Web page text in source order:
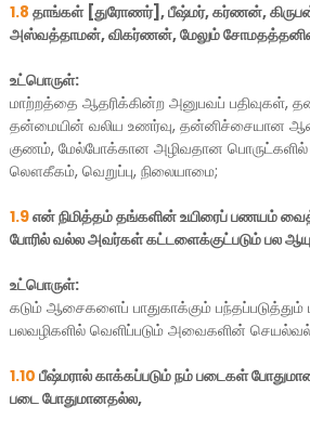
1.8 தாங்கள் [துரோணர்] , பீஷ்மர், கர்ணன்,
அஸ்வத்தாமன், விகர்ணன், மேலும்
உட்பொருள்:
மாற்றத்தை ஆதரிக்கின்ற அனுபவப்
தன்மையின் வலிய உணர்வு, தன்னிச்சையான
குணம், மேல்போக்கான அழிவதான பொருட்களில்
லௌகீகம், வெறுப்பு, நிலையாமை;
1.9என் நிமித்தம் தங்களின் உயிரைப் பணயம்
போரில் வல்ல அவர்கள் கட்டளைக்குட்படும் பல
உட்பொருள்:
கடும் ஆசைகளைப் பாதுகாக்கும்
பலவழிகளில் வெளிப்படும் அவைகளின்
1.10 பீஷ்மரால் காக்கப்படும் நம் படைகள்
படை போதுமானதல்ல,